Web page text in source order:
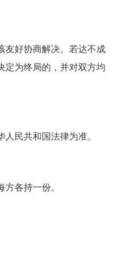
好协商解决。若达不成
定为终局的，并对双方均
民共和国法律为准。
各持一份。